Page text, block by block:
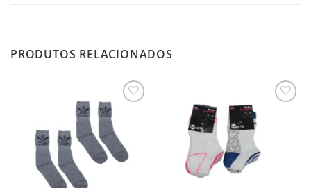
PRODUTOS RELACIONADOS